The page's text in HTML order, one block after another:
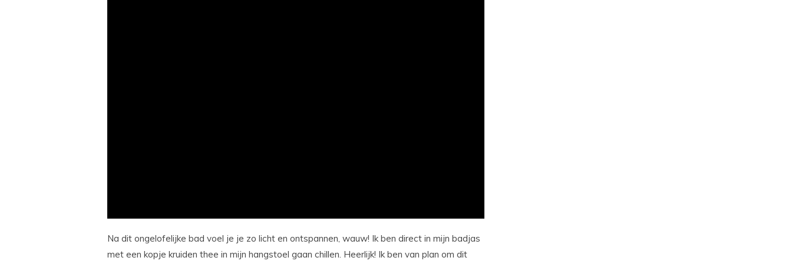
Na dit ongelofelijke bad voel je je zo licht en ontspannen, wauw! Ik ben direct in mijn badjas
met een kopje kruiden thee in mijn hangstoel gaan chillen. Heerlijk! Ik ben van plan om dit